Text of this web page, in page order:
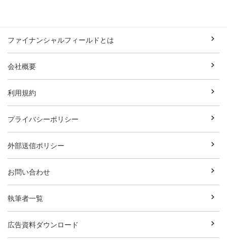
ファイナンシャルフィールドとは
会社概要
利用規約
プライバシーポリシー
外部送信ポリシー
お問い合わせ
執筆者一覧
広告資料ダウンロード